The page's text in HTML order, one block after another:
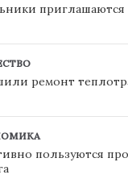
приглашаются
ремонт
пользуются